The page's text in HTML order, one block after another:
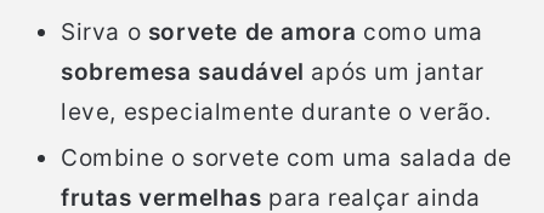
Sirva o sorvete de amora como uma
sobremesa saudável após um jantar
leve, especialmente durante o verão.
Combine o sorvete com uma salada de
frutas vermelhas para realçar ainda